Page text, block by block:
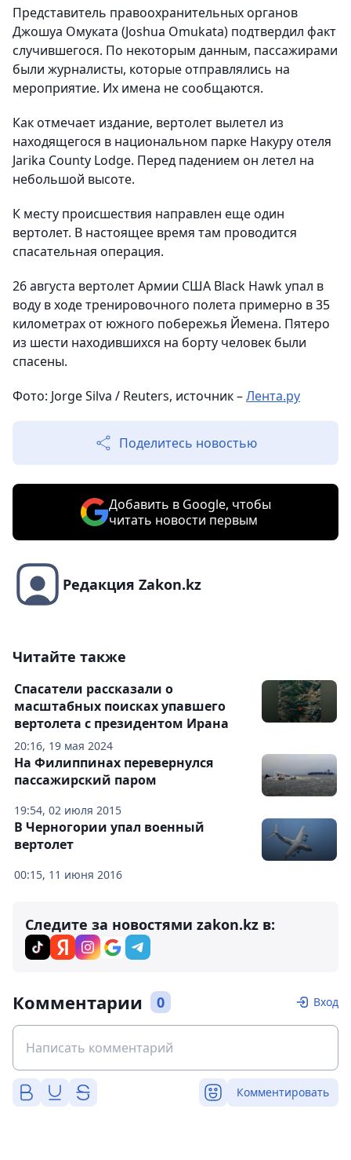
Представитель правоохранительных органов
Джошуа Омуката (Joshua Omukata) подтвердил факт
случившегося. По некоторым данным, пассажирами
были журналисты, которые отправлялись на
мероприятие. Их имена не сообщаются.
Как отмечает издание, вертолет вылетел из
находящегося в национальном парке Накуру отеля
Jarika County Lodge. Перед падением он летел на
небольшой высоте.
К месту происшествия направлен еще один
вертолет. В настоящее время там проводится
спасательная операция.
26 августа вертолет Армии США Black Hawk упал в
воду в ходе тренировочного полета примерно в 35
километрах от южного побережья Йемена. Пятеро
из шести находившихся на борту человек были
спасены.
Фото: JorgeSilva / Reuters, источник –Лента.ру
Поделитесь новостью
Добавить в Google, чтобы
читать новости первым
Редакция Zakon.kz
Читайте также
20:16, 19 мая 2024
Спасатели рассказали о
масштабных поисках упавшего
вертолета с президентом Ирана
19:54, 02 июля 2015
На Филиппинах перевернулся
пассажирский паром
00:15, 11 июня 2016
В Черногории упал военный
вертолет
Следите за новостями zakon.kz в:
Комментарии 0 Вход
Комментировать